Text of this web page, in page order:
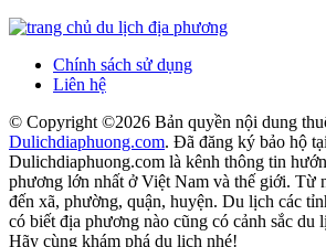
Chính sách sử dụng
Liên hệ
© Copyright ©2026 Bản quyền nội dung
Dulichdiaphuong.com. Đã đăng ký bảo hộ
Dulichdiaphuong.com là kênh thông tin
phương lớn nhất ở Việt Nam và thế giới. Từ
đến xã, phường, quận, huyện. Du lịch các
có biết địa phương nào cũng có cảnh sắc du
Hãy cùng khám phá du lịch nhé!